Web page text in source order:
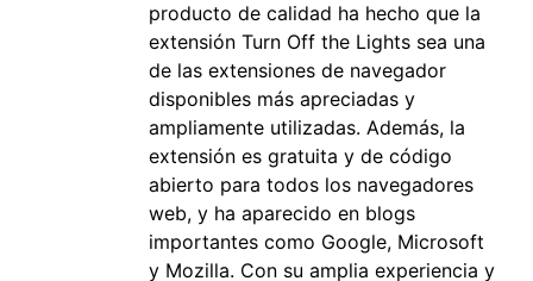
producto de calidad ha hecho que la
extensión Turn Off the Lights sea una
de las extensiones de navegador
disponibles más apreciadas y
ampliamente utilizadas. Además, la
extensión es gratuita y de código
abierto para todos los navegadores
web, y ha aparecido en blogs
importantes como Google, Microsoft
y Mozilla. Con su amplia experiencia y